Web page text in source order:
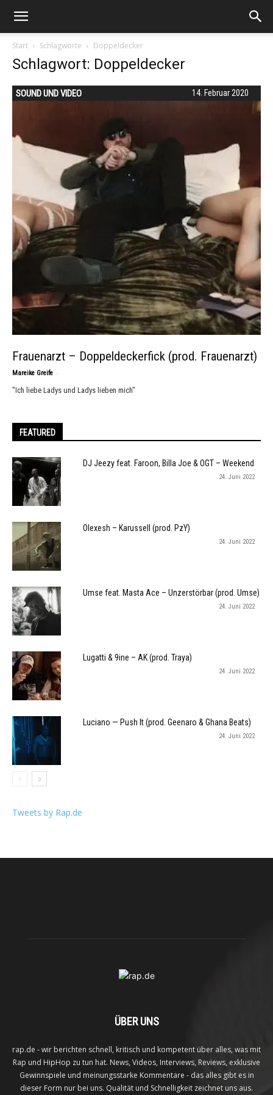
Start Schlagworte Doppeldecker
Schlagwort: Doppeldecker
14. Februar 2020
SOUND UND VIDEO
Frauenarzt – Doppeldeckerfick (prod. Frauenarzt)
Mareike Greife -
"Ich liebe Ladys und Ladys lieben mich"
FEATURED
DJ Jeezy feat. Faroon, Billa Joe & OGT – Weekend
24. Juni 2022
Olexesh – Karussell (prod. PzY)
24. Juni 2022
Umse feat. Masta Ace – Unzerstörbar (prod. Umse)
24. Juni 2022
Lugatti & 9ine – AK (prod. Traya)
24. Juni 2022
Luciano — Push It (prod. Geenaro & Ghana Beats)
24. Juni 2022
Tweets by Rap.de
ÜBER UNS
rap.de - wir berichten schnell, kritisch und kompetent über alles, was mit
Rap und HipHop zu tun hat. News, Videos, Interviews, Reviews, exklusive
Gewinnspiele und meinungsstarke Kommentare - das alles gibt es in
dieser Form nur bei uns. Qualität und Schnelligkeit zeichnet uns aus.